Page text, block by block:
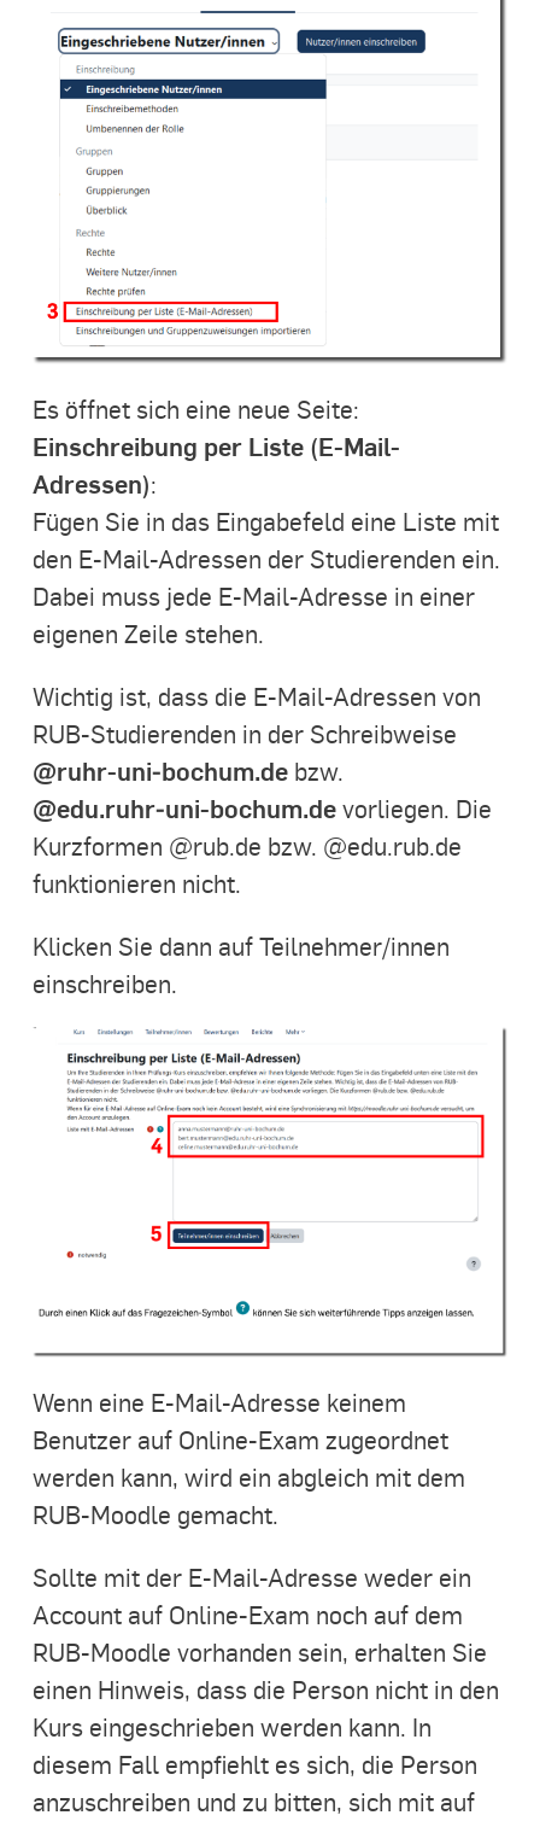
Es öffnet sich eine neue Seite:
Einschreibung per Liste (E-Mail-
Adressen):
Fügen Sie in das Eingabefeld eine Liste mit
den E-Mail-Adressen der Studierenden ein.
Dabei muss jede E-Mail-Adresse in einer
eigenen Zeile stehen.
Wichtig ist, dass die E-Mail-Adressen von
RUB-Studierenden in der Schreibweise
@ruhr-uni‑bochum.debzw.
@edu.ruhr‑uni-bochum.devorliegen. Die
Kurzformen @rub.de bzw. @edu.rub.de
funktionieren nicht.
Klicken Sie dann auf Teilnehmer/innen
einschreiben.
Wenn eine E-Mail-Adresse keinem
Benutzer auf Online-Exam zugeordnet
werden kann, wird ein abgleich mit dem
RUB-Moodle gemacht.
Sollte mit der E-Mail-Adresse weder ein
Account auf Online-Exam noch auf dem
RUB-Moodle vorhanden sein, erhalten Sie
einen Hinweis, dass die Person nicht in den
Kurs eingeschrieben werden kann. In
diesem Fall empfiehlt es sich, die Person
anzuschreiben und zu bitten, sich mit auf